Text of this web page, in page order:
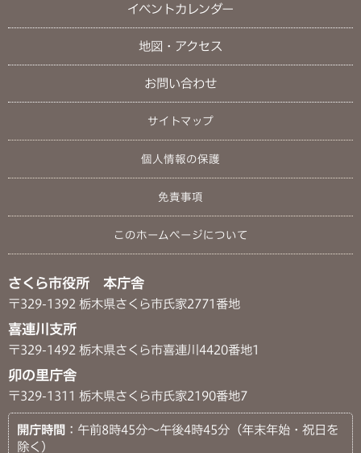
イベントカレンダー
地図・アクセス
お問い合わせ
サイトマップ
個人情報の保護
免責事項
このホームページについて
さくら市役所 本庁舎
〒329-1392 栃木県さくら市氏家2771番地
喜連川支所
〒329-1492 栃木県さくら市喜連川4420番地1
卯の里庁舎
〒329-1311 栃木県さくら市氏家2190番地7
開庁時間 ：午前8時45分～午後4時45分（年末年始・祝日を
除く）